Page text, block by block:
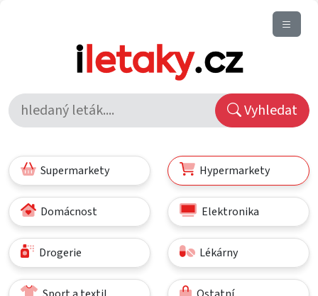
Vyhledat
Supermarkety Hypermarkety
Domácnost Elektronika
Drogerie Lékárny